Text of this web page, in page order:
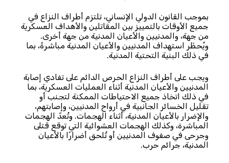
بموجب القانون الدولي الإنساني، تلتزم أطراف النزاع في
جميع الأوقات بالتمييز بين المقاتلين والأهداف العسكرية
من جهة، والمدنيين والأعيان المدنية من جهة أخرى.
ويُحظَر استهداف المدنيين والأعيان المدنية مباشرةً، بما
في ذلك البنية التحتية المدنية.
ويجب على أطراف النزاع الحرص الدائم على تفادي إصابة
المدنيين والأعيان المدنية أثناء العمليات العسكرية، بما
في ذلك اتخاذ جميع الاحتياطات الممكنة لتجنب أو
تقليل الخسائر الجانبية في أرواح المدنيين، وإصابتهم،
والإضرار بالأعيان المدنية، أثناء الهجمات. وتُعدّ الهجمات
المباشرة، وكذلك الهجمات العشوائية التي توقع قتلى
وجرحى في صفوف المدنيين أو تُلحق أضرارًا بالأعيان
المدنية، جرائم حرب.